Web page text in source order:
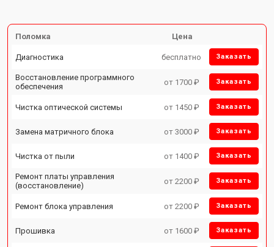
Поломка Цена
Диагностика бесплатно Заказать
Восстановление программного
обеспечения
от 1700 ₽ Заказать
Чистка оптической системы от 1450 ₽ Заказать
Замена матричного блока от 3000 ₽ Заказать
Чистка от пыли от 1400 ₽ Заказать
Ремонт платы управления
(восстановление)
от 2200 ₽ Заказать
Ремонт блока управления от 2200 ₽ Заказать
Прошивка от 1600 ₽ Заказать